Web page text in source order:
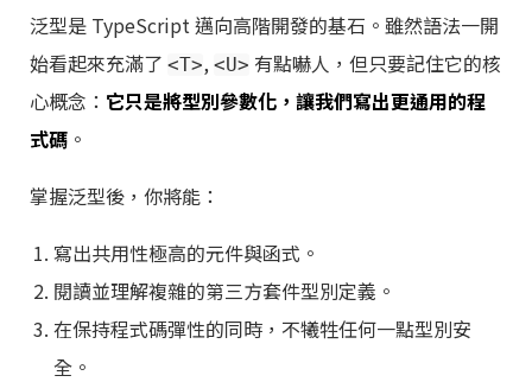
泛型是 TypeScript 邁向高階開發的基石。雖然語法一開
始看起來充滿了 <T>, <U> 有點嚇人，但只要記住它的核
心概念： 它只是將型別參數化，讓我們寫出更通用的程
式碼 。
掌握泛型後，你將能：
寫出共用性極高的元件與函式。
閱讀並理解複雜的第三方套件型別定義。
在保持程式碼彈性的同時，不犧牲任何一點型別安
全。